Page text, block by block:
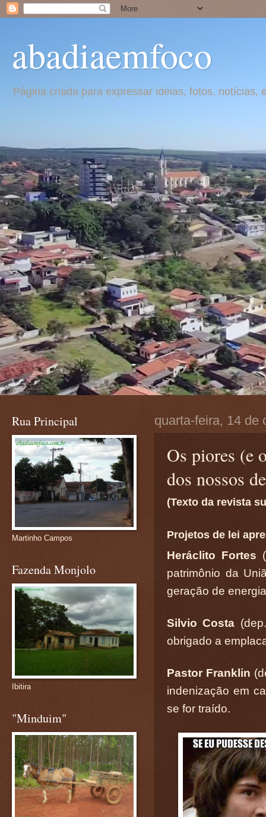
abadiaemfoco
Página criada para expressar ideias, fotos,
quarta-feira, 14 de
Os piores (e
dos nossos
(Texto da revista
Projetos de lei
Heráclito Fortes
patrimônio da
geração de
Silvio Costa
obrigado a
Pastor Franklin
indenização em
se for traído.
Rua Principal
Martinho Campos
Fazenda Monjolo
Ibitira
"Minduim"